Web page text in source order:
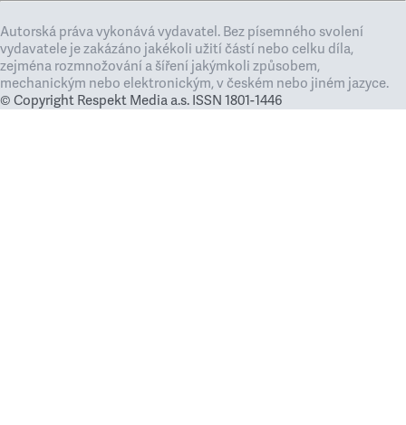
Autorská práva vykonává vydavatel. Bez písemného svolení
vydavatele je zakázáno jakékoli užití částí nebo celku díla,
zejména rozmnožování a šíření jakýmkoli způsobem,
mechanickým nebo elektronickým, v českém nebo jiném jazyce.
© Copyright Respekt Media a.s. ISSN 1801-1446